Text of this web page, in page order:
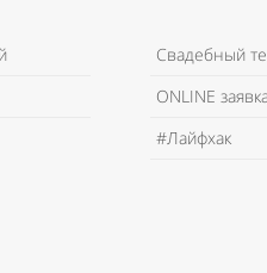
Свадебный
ONLINE
#Лайфхак